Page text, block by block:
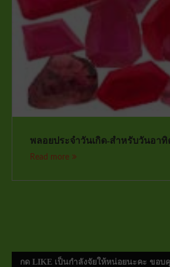
พลอยประจำวันเกิด-สำหรับวันอาทิ
Read more
กด LIKE เป็นกำลังจัยให้หน่อยนะคะ ขอบ